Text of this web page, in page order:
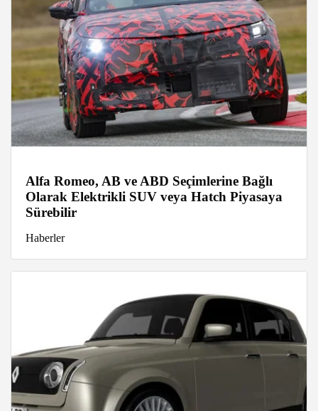
Alfa Romeo, AB ve ABD Seçimlerine Bağlı
Olarak Elektrikli SUV veya Hatch Piyasaya
Sürebilir
Haberler